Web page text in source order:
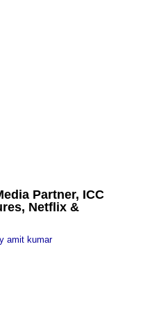
Partner, ICC
Netflix &
amit kumar